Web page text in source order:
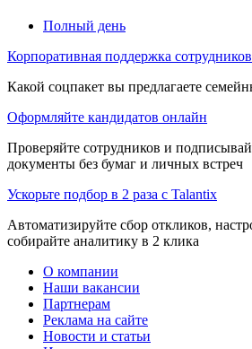
Полный день
Корпоративная поддержка сотрудников
Какой соцпакет вы предлагаете
Оформляйте кандидатов онлайн
Проверяйте сотрудников и
документы без бумаг и личных встреч
Ускорьте подбор в 2 раза с Talantix
Автоматизируйте сбор откликов,
собирайте аналитику в 2 клика
О компании
Наши вакансии
Партнерам
Реклама на сайте
Новости и статьи